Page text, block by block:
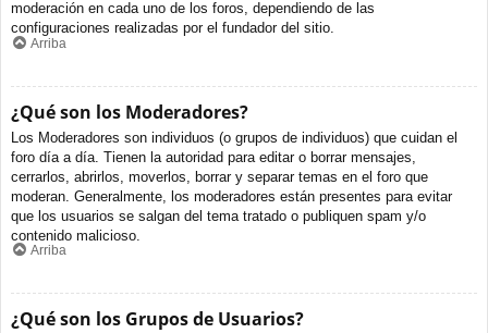
moderación en cada uno de los foros, dependiendo de las
configuraciones realizadas por el fundador del sitio.
Arriba
¿Qué son los Moderadores?
Los Moderadores son individuos (o grupos de individuos) que cuidan el
foro día a día. Tienen la autoridad para editar o borrar mensajes,
cerrarlos, abrirlos, moverlos, borrar y separar temas en el foro que
moderan. Generalmente, los moderadores están presentes para evitar
que los usuarios se salgan del tema tratado o publiquen spam y/o
contenido malicioso.
Arriba
¿Qué son los Grupos de Usuarios?